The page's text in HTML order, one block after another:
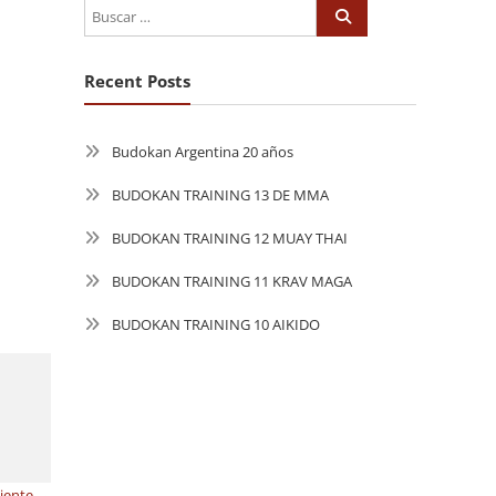
Recent Posts
Budokan Argentina 20 años
BUDOKAN TRAINING 13 DE MMA
BUDOKAN TRAINING 12 MUAY THAI
BUDOKAN TRAINING 11 KRAV MAGA
BUDOKAN TRAINING 10 AIKIDO